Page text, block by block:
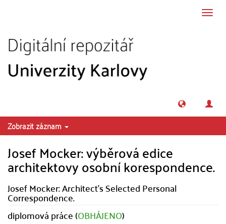
Zobrazit záznam
Josef Mocker: výběrová edice
architektovy osobní korespondence.
Josef Mocker: Architect's Selected Personal
Correspondence.
diplomová práce (OBHÁJENO)